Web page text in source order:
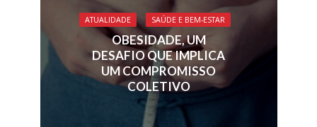
ATUALIDADE SAÚDE E BEM-ESTAR
OBESIDADE, UM
DESAFIO QUE IMPLICA
UM COMPROMISSO
COLETIVO